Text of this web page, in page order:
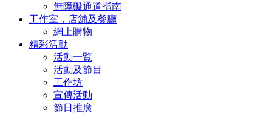
無障礙通道指南
工作室，店舖及餐廳
網上購物
精彩活動
活動一覧
活動及節目
工作坊
宣傳活動
節日推廣